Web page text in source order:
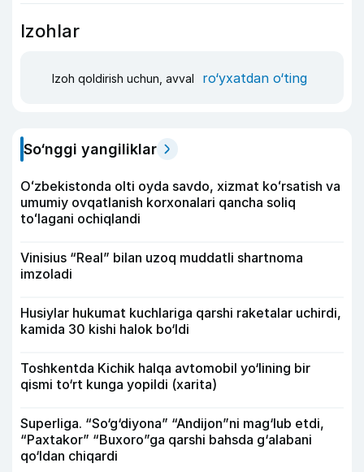
Izohlar
Izoh qoldirish uchun, avval ro‘yxatdan o‘ting
So‘nggi yangiliklar
Oʻzbekistonda olti oyda savdo, xizmat koʻrsatish va
umumiy ovqatlanish korxonalari qancha soliq
toʻlagani ochiqlandi
Vinisius “Real” bilan uzoq muddatli shartnoma
imzoladi
Husiylar hukumat kuchlariga qarshi raketalar uchirdi,
kamida 30 kishi halok bo‘ldi
Toshkentda Kichik halqa avtomobil yo‘lining bir
qismi to‘rt kunga yopildi (xarita)
Superliga. “So‘g‘diyona” “Andijon”ni mag‘lub etdi,
“Paxtakor” “Buxoro”ga qarshi bahsda g‘alabani
qo‘ldan chiqardi